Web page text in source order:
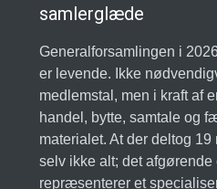
samlerglæde
Generalforsamlingen i
er levende. Ikke
medlemstal, men i kraft af
handel, bytte, samtale og
materialet. At der deltog
selv ikke alt; det afgørende
repræsenterer et